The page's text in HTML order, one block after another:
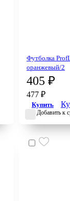
Футболка
оранжевый/2
405 ₽
477 ₽
Купить
Добавить к